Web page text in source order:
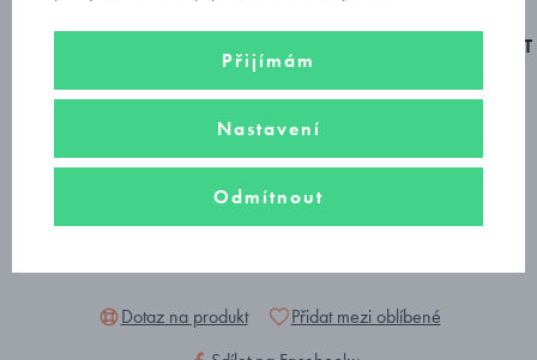
BAREFOOT
Dotaz na produkt
Přidat mezi oblíbené
Přijímám
Nastavení
Odmítnout